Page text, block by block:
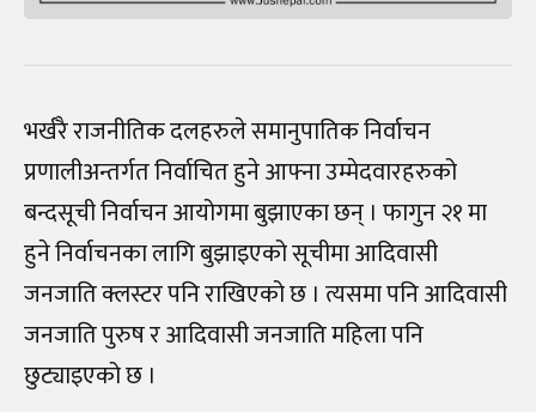
भर्खरै राजनीतिक दलहरुले समानुपातिक निर्वाचन
प्रणालीअन्तर्गत निर्वाचित हुने आफ्ना उम्मेदवारहरुको
बन्दसूची निर्वाचन आयोगमा बुझाएका छन् । फागुन २१ मा
हुने निर्वाचनका लागि बुझाइएको सूचीमा आदिवासी
जनजाति क्लस्टर पनि राखिएको छ । त्यसमा पनि आदिवासी
जनजाति पुरुष र आदिवासी जनजाति महिला पनि
छुट्याइएको छ ।